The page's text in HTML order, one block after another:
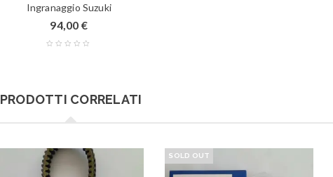
Ingranaggio Suzuki
94,00 €
PRODOTTI CORRELATI
SOLD OUT